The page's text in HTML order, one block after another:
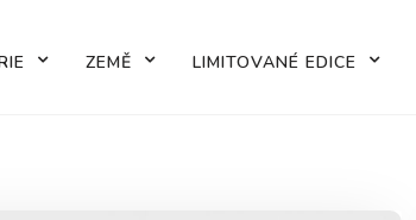
ZEMĚ LIMITOVANÉ EDICE